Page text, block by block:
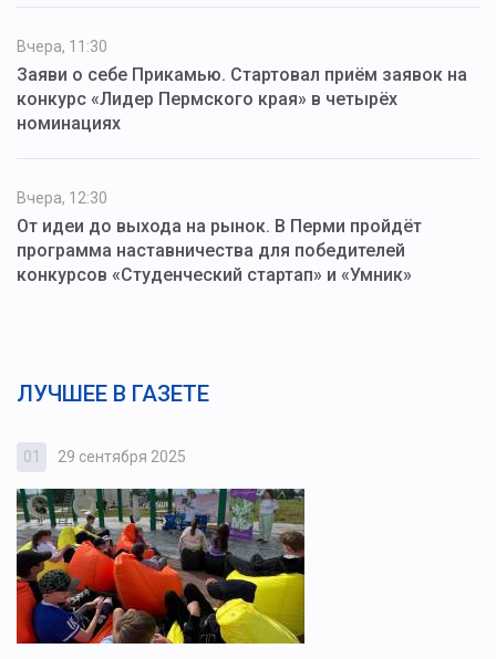
Вчера, 11:30
Заяви о себе Прикамью. Стартовал приём заявок на
конкурс «Лидер Пермского края» в четырёх
номинациях
Вчера, 12:30
От идеи до выхода на рынок. В Перми пройдёт
программа наставничества для победителей
конкурсов «Студенческий стартап» и «Умник»
ЛУЧШЕЕ В ГАЗЕТЕ
01 29 сентября 2025